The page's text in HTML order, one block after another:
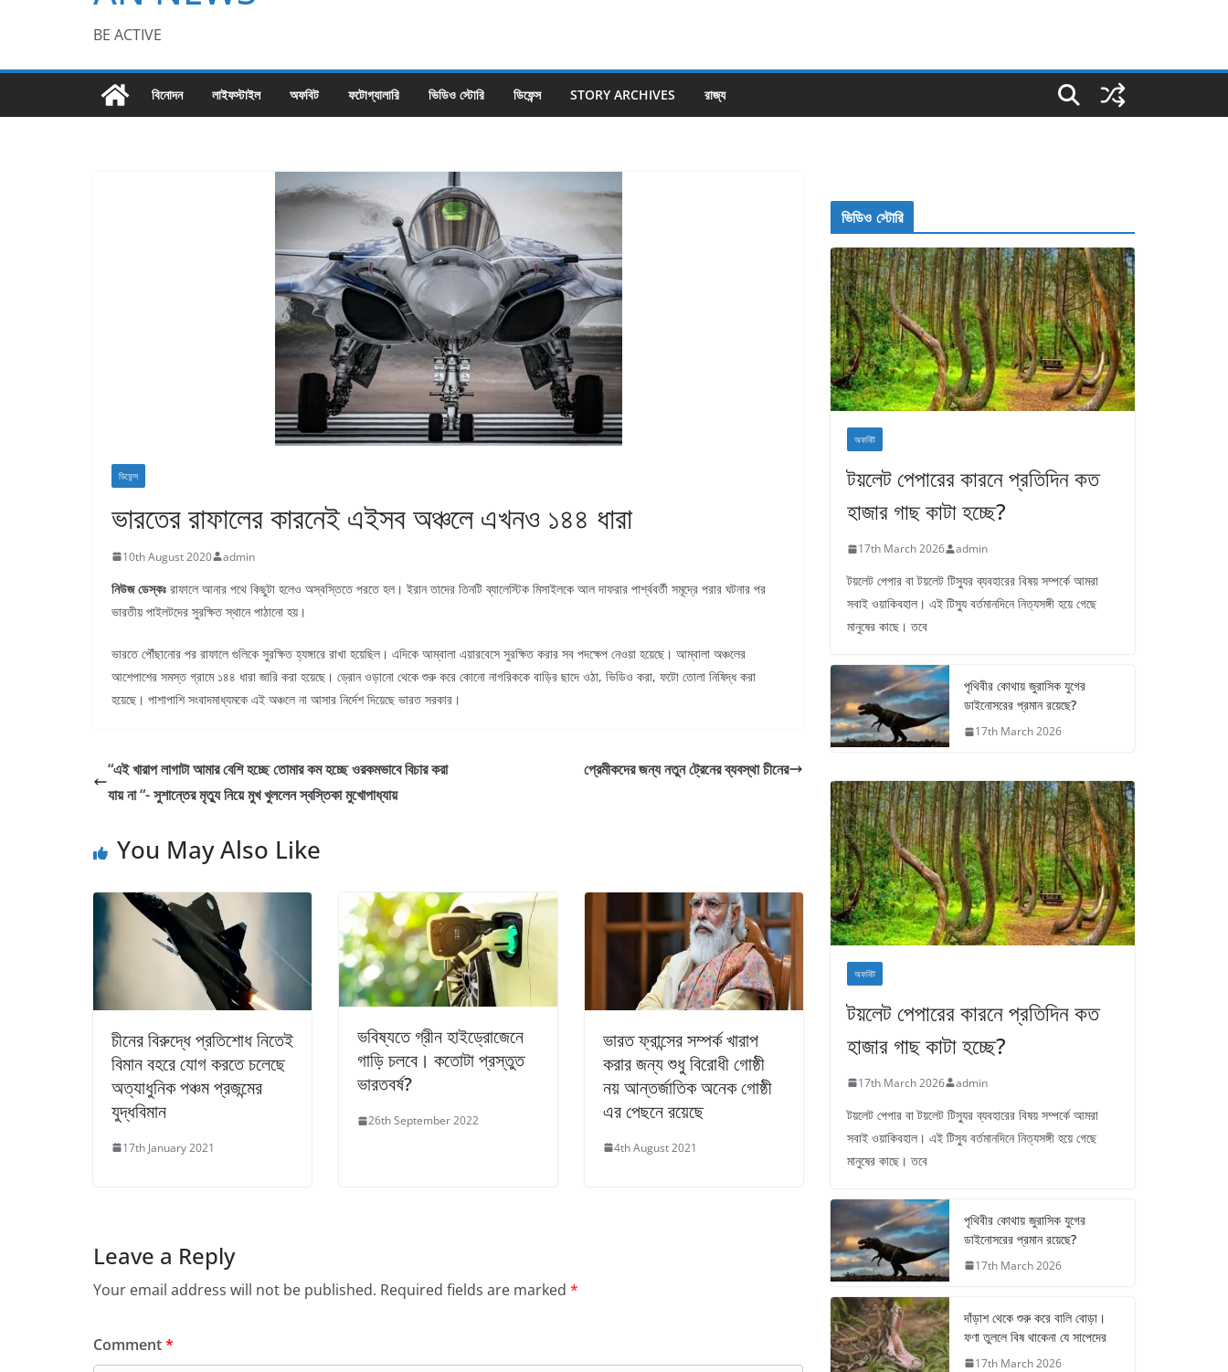
BE ACTIVE
বিনোদন লাইফস্টাইল অফবিট ফটোগ্যালারি ভিডিও স্টোরি ডিফেন্স STORY ARCHIVES রাজ্য
ডিফেন্স
ভারতের রাফালের কারনেই এইসব অঞ্চলে এখনও ১৪৪ ধারা
10th August 2020 admin
নিউজ ডেস্কঃ রাফালে আনার পথে কিছুটা হলেও অস্বস্তিতে পরতে হল। ইরান তাদের তিনটি ব্যালেস্টিক মিসাইলকে আল দাফরার পার্শ্ববর্তী সমূদ্রে পরার ঘটনার পর
ভারতীয় পাইলটদের সুরক্ষিত স্থানে পাঠানো হয়।
ভারতে পৌঁছানোর পর রাফালে গুলিকে সুরক্ষিত হ্যঙ্গারে রাখা হয়েছিল। এদিকে আম্বালা এয়ারবেসে সুরক্ষিত করার সব পদক্ষেপ নেওয়া হয়েছে। আম্বালা অঞ্চলের
আশেপাশের সমস্ত গ্রামে ১৪৪ ধারা জারি করা হয়েছে। ড্রোন ওড়ানো থেকে শুরু করে কোনো নাগরিককে বাড়ির ছাদে ওঠা, ভিডিও করা, ফটো তোলা নিষিদ্ধ করা
হয়েছে। পাশাপাশি সংবাদমাধ্যমকে এই অঞ্চলে না আসার নির্দেশ দিয়েছে ভারত সরকার।
“এই খারাপ লাগাটা আমার বেশি হচ্ছে তোমার কম হচ্ছে ওরকমভাবে বিচার করা
যায় না “- সুশান্তের মৃত্যু নিয়ে মুখ খুললেন স্বস্তিকা মুখোপাধ্যায়
প্রেমীকদের জন্য নতুন ট্রেনের ব্যবস্থা চীনের
You May Also Like
চীনের বিরুদ্ধে প্রতিশোধ নিতেই
বিমান বহরে যোগ করতে চলেছে
অত্যাধুনিক পঞ্চম প্রজন্মের
যুদ্ধবিমান
17th January 2021
ভবিষ্যতে গ্রীন হাইড্রোজেনে
গাড়ি চলবে। কতোটা প্রস্তুত
ভারতবর্ষ?
26th September 2022
ভারত ফ্রান্সের সম্পর্ক খারাপ
করার জন্য শুধু বিরোধী গোষ্ঠী
নয় আন্তর্জাতিক অনেক গোষ্ঠী
এর পেছনে রয়েছে
4th August 2021
Leave a Reply
Your email address will not be published. Required fields are marked *
Comment*
ভিডিও স্টোরি
অফবিট
টয়লেট পেপারের কারনে প্রতিদিন কত
হাজার গাছ কাটা হচ্ছে?
17th March 2026 admin
টয়লেট পেপার বা টয়লেট টিস্যুর ব্যবহারের বিষয় সম্পর্কে আমরা
সবাই ওয়াকিবহাল। এই টিস্যু বর্তমানদিনে নিত্যসঙ্গী হয়ে গেছে
মানুষের কাছে। তবে
পৃথিবীর কোথায় জুরাসিক যুগের
ডাইনোসরের প্রমান রয়েছে?
17th March 2026
অফবিট
টয়লেট পেপারের কারনে প্রতিদিন কত
হাজার গাছ কাটা হচ্ছে?
17th March 2026 admin
টয়লেট পেপার বা টয়লেট টিস্যুর ব্যবহারের বিষয় সম্পর্কে আমরা
সবাই ওয়াকিবহাল। এই টিস্যু বর্তমানদিনে নিত্যসঙ্গী হয়ে গেছে
মানুষের কাছে। তবে
পৃথিবীর কোথায় জুরাসিক যুগের
ডাইনোসরের প্রমান রয়েছে?
17th March 2026
দাঁড়াশ থেকে শুরু করে বালি বোড়া।
ফণা তুললে বিষ থাকেনা যে সাপেদের
17th March 2026